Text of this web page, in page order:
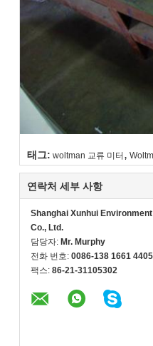
태그: woltman 교류 미터 ,
연락처 세부 사항
Shanghai Xunhui
Co., Ltd.
담당자: Mr. Murphy
전화 번호: 0086-138 1661 4405
팩스: 86-21-31105302